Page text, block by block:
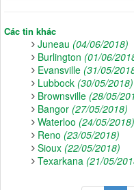
Các tin khác
Juneau (04/06/2018)
Burlington (01/06/
Evansville (31/05/
Lubbock (30/05/2018)
Brownsville (28/05/
Bangor (27/05/2018)
Waterloo (24/05/2018)
Reno (23/05/2018)
Sioux (22/05/2018)
Texarkana (21/05/